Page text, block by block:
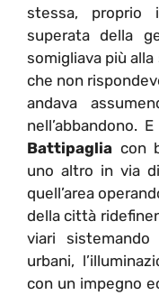
stessa, proprio
superata della
somigliava più
che non
andava
nell’abbandono.
Battipaglia con
uno altro in via
quell’area
della città
viari
urbani,
con un impegno